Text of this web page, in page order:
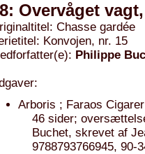
Overvåget
Chasse gardée
Konvojen, nr. 15
Philippe
Arboris ; Faraos
46 sider;
Buchet, skrevet af
9788793766945, 90-